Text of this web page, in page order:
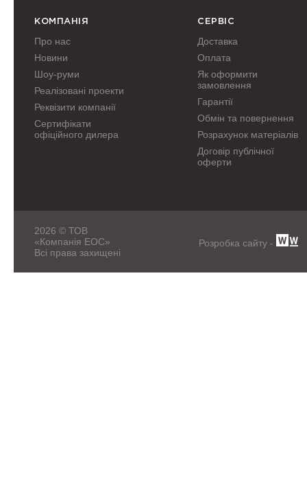
КОМПАНІЯ
Про нас
Новини
Шоу-руми
Реалізовані проекти
Реквізити компанії
Сертифікати
офіційного дилера
СЕРВІС
Доставка
Оплата
Як оформити
замовлення
Гарантії
Обмін та повернення
Розрахунок матеріалів
Договір публічної
оферти
2026 © ТОВ
«Компанія ЕОС»
Всі права захищені
Розробка сайту -